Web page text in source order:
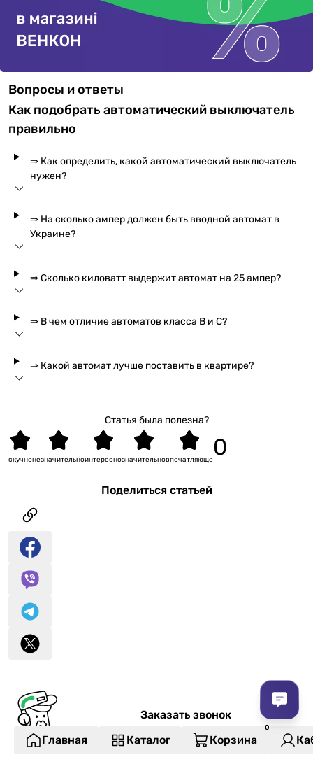
Вопросы и ответы
Как подобрать автоматический выключатель
правильно
⇒ Как определить, какой автоматический выключатель
нужен?
⇒ На сколько ампер должен быть вводной автомат в
Украине?
⇒ Сколько киловатт выдержит автомат на 25 ампер?
⇒ В чем отличие автоматов класса B и C?
⇒ Какой автомат лучше поставить в квартире?
Статья была полезна?
впечатляюще
значительно
интересно
незначительно
скучно
Поделиться статьей
Заказать звонок
Главная
Каталог Корзина